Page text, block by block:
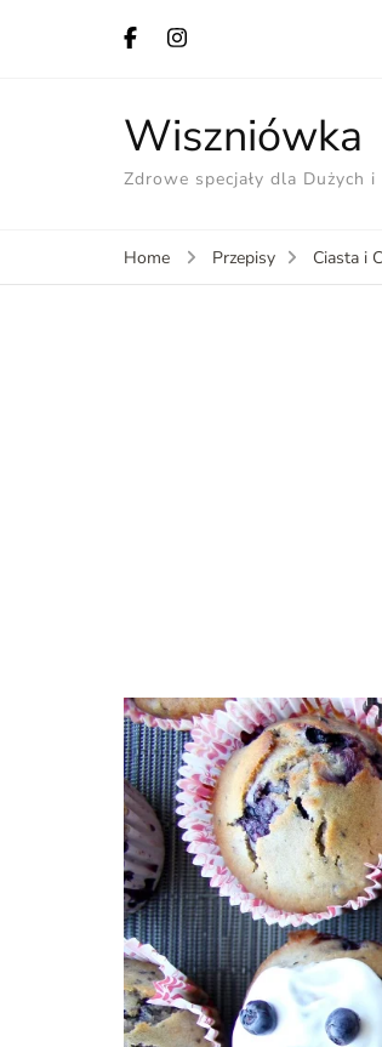
Wiszniówka
Zdrowe specjały dla Dużych i
Home Przepisy Ciasta i